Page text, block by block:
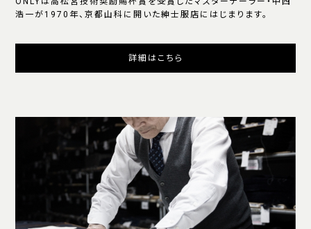
浩一が1970年、京都山科に開いた紳士服店にはじまります。
詳細はこちら